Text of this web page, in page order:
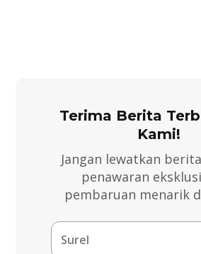
Terima Berita
Kami!
Jangan lewatkan
penawaran
pembaruan menarik